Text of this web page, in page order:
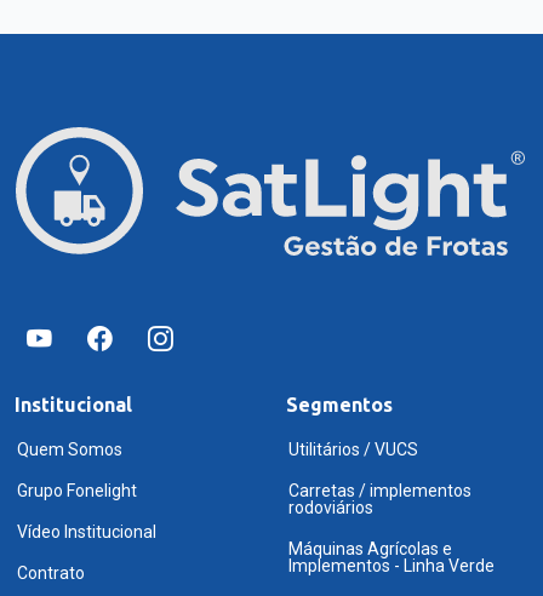
Institucional
Quem Somos
Grupo Fonelight
Vídeo Institucional
Contrato
Segmentos
Utilitários / VUCS
Carretas / implementos
rodoviários
Máquinas Agrícolas e
Implementos - Linha Verde